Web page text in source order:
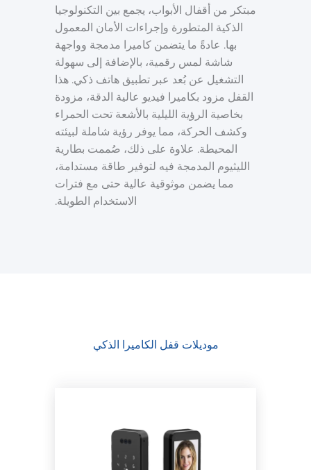
مبتكر من أقفال الأبواب، يجمع بين التكنولوجيا
الذكية المتطورة وإجراءات الأمان المعمول
بها. عادةً ما يتضمن كاميرا مدمجة وواجهة
شاشة لمس رقمية، بالإضافة إلى سهولة
التشغيل عن بُعد عبر تطبيق هاتف ذكي. هذا
القفل مزود بكاميرا فيديو عالية الدقة، مزودة
بخاصية الرؤية الليلية بالأشعة تحت الحمراء
وكشف الحركة، مما يوفر رؤية شاملة لبيئته
المحيطة. علاوة على ذلك، صُممت بطارية
الليثيوم المدمجة فيه لتوفير طاقة مستدامة،
مما يضمن موثوقية عالية حتى مع فترات
الاستخدام الطويلة.
موديلات قفل الكاميرا الذكي